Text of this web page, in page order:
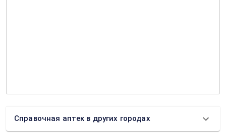
Справочная аптек в других городах